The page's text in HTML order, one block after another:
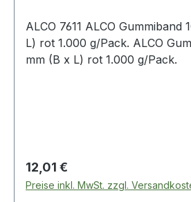
ALCO 7611 ALCO Gummiband
L) rot 1.000 g/Pack. ALCO Gummiband 10 x 130
mm (B x L) rot 1.000 g/Pack.
Regulärer Preis:
12,01 €
Preise inkl. MwSt. zzgl.